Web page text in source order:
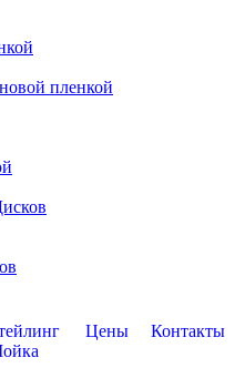
пленкой
Цены Контакты